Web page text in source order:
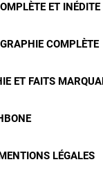
ET INÉDITE
COMPLÈTE
ET FAITS
LÉGALES